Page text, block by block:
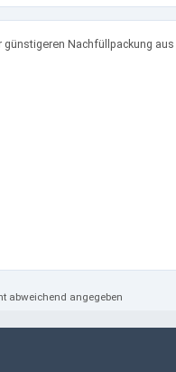
Nachfüllpackung
abweichend angegeben